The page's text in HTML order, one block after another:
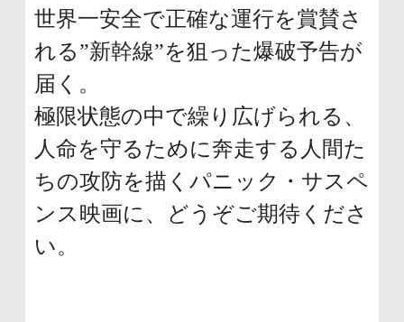
世界一安全で正確な運行を賞賛さ
れる”新幹線”を狙った爆破予告が
届く。
極限状態の中で繰り広げられる、
人命を守るために奔走する人間た
ちの攻防を描くパニック・サスペ
ンス映画に、どうぞご期待くださ
い。